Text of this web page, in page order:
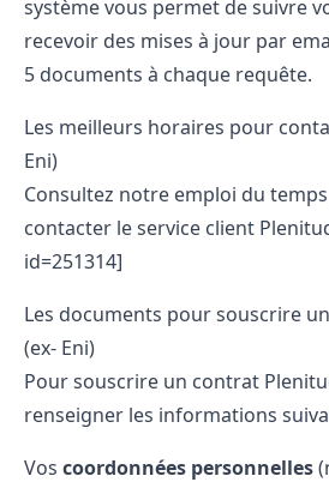
système vous permet de suivre
recevoir des mises à jour par
5 documents à chaque requête.
Les meilleurs horaires pour
Eni)
Consultez notre emploi du
contacter le service client
id=251314]
Les documents pour souscrire
(ex- Eni)
Pour souscrire un contrat
renseigner les informations
Vos coordonnées personnelles